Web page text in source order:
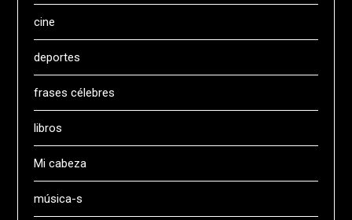
cine
deportes
frases célebres
libros
Mi cabeza
música-s